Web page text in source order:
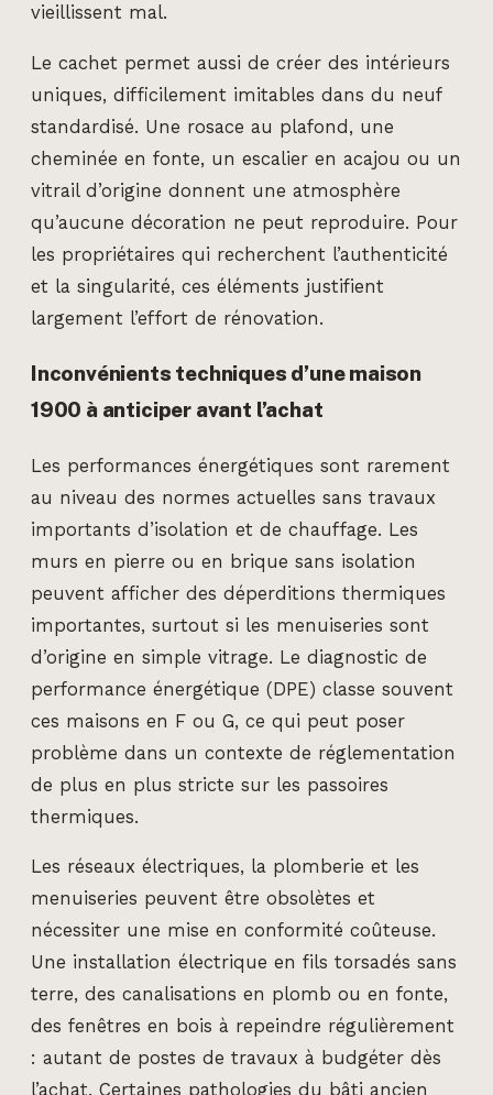
vieillissent mal.
Le cachet permet aussi de créer des intérieurs
uniques, difficilement imitables dans du neuf
standardisé. Une rosace au plafond, une
cheminée en fonte, un escalier en acajou ou un
vitrail d’origine donnent une atmosphère
qu’aucune décoration ne peut reproduire. Pour
les propriétaires qui recherchent l’authenticité
et la singularité, ces éléments justifient
largement l’effort de rénovation.
Inconvénients techniques d’une maison
1900 à anticiper avant l’achat
Les performances énergétiques sont rarement
au niveau des normes actuelles sans travaux
importants d’isolation et de chauffage. Les
murs en pierre ou en brique sans isolation
peuvent afficher des déperditions thermiques
importantes, surtout si les menuiseries sont
d’origine en simple vitrage. Le diagnostic de
performance énergétique (DPE) classe souvent
ces maisons en F ou G, ce qui peut poser
problème dans un contexte de réglementation
de plus en plus stricte sur les passoires
thermiques.
Les réseaux électriques, la plomberie et les
menuiseries peuvent être obsolètes et
nécessiter une mise en conformité coûteuse.
Une installation électrique en fils torsadés sans
terre, des canalisations en plomb ou en fonte,
des fenêtres en bois à repeindre régulièrement
: autant de postes de travaux à budgéter dès
l’achat. Certaines pathologies du bâti ancien